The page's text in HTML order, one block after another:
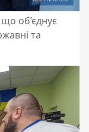
об’єднує
та